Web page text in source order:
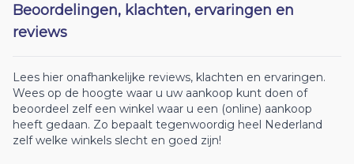
Beoordelingen, klachten, ervaringen en
reviews
Lees hier onafhankelijke reviews, klachten en ervaringen.
Wees op de hoogte waar u uw aankoop kunt doen of
beoordeel zelf een winkel waar u een (online) aankoop
heeft gedaan. Zo bepaalt tegenwoordig heel Nederland
zelf welke winkels slecht en goed zijn!